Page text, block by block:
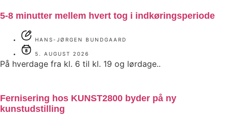
5-8 minutter mellem hvert tog i indkøringsperiode
HANS-JØRGEN BUNDGAARD
5. AUGUST 2026
På hverdage fra kl. 6 til kl. 19 og lørdage..
Fernisering hos KUNST2800 byder på ny
kunstudstilling